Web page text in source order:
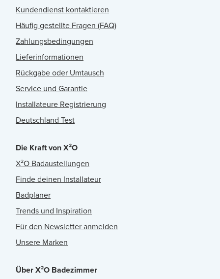
Kundendienst kontaktieren
Häufig gestellte Fragen (FAQ)
Zahlungsbedingungen
Lieferinformationen
Rückgabe oder Umtausch
Service und Garantie
Installateure Registrierung
Deutschland Test
Die Kraft von X²O
X²O Badaustellungen
Finde deinen Installateur
Badplaner
Trends und Inspiration
Für den Newsletter anmelden
Unsere Marken
Über X²O Badezimmer